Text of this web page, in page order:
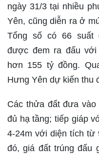
ngày 31/3 tại nhiều
Yên, cũng diễn ra ở
Tổng số có 66 suất
được đem ra đấu
hơn 155 tỷ đồng.
Hưng Yên dự kiến thu
Các thửa đất đưa
đủ hạ tầng; tiếp giáp
4-24m với diện tích từ
đó, giá đất trúng đấu